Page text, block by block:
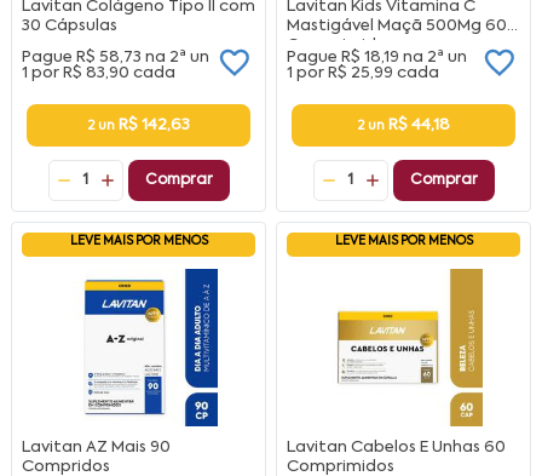
Lavitan Colágeno Tipo II com
30 Cápsulas
Pague R$ 58,73 na 2ª un
1 por R$ 83,90 cada
2 un R$ 142,63
1 Comprar
Lavitan Kids Vitamina C
Mastigável Maçã 500Mg 60
Comprimidos
Pague R$ 18,19 na 2ª un
1 por R$ 25,99 cada
2 un R$ 44,18
1 Comprar
LEVE MAIS POR MENOS
Lavitan AZ Mais 90
Compridos
LEVE MAIS POR MENOS
Lavitan Cabelos E Unhas 60
Comprimidos